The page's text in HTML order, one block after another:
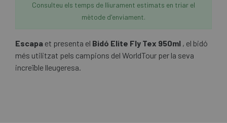
Consulteu els temps de lliurament estimats en triar el
mètode d'enviament.
Escapa et presenta el Bidó Elite Fly Tex 950ml , el bidó
més utilitzat pels campions del WorldTour per la seva
increïble lleugeresa.